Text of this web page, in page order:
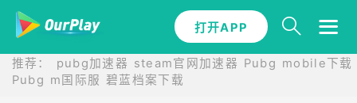
打开APP
推荐： pubg加速器 steam官网加速器 Pubg mobile下载
Pubg m国际服 碧蓝档案下载
打开APP